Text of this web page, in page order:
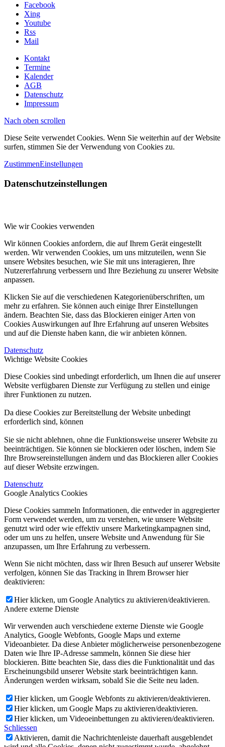
Facebook
Xing
Youtube
Rss
Mail
Kontakt
Termine
Kalender
AGB
Datenschutz
Impressum
Nach oben scrollen
Diese Seite verwendet Cookies. Wenn Sie weiterhin auf der Website
surfen, stimmen Sie der Verwendung von Cookies zu.
ZustimmenEinstellungen
Datenschutzeinstellungen
Wie wir Cookies verwenden
Wir können Cookies anfordern, die auf Ihrem Gerät eingestellt
werden. Wir verwenden Cookies, um uns mitzuteilen, wenn Sie
unsere Websites besuchen, wie Sie mit uns interagieren, Ihre
Nutzererfahrung verbessern und Ihre Beziehung zu unserer Website
anpassen.
Klicken Sie auf die verschiedenen Kategorienüberschriften, um
mehr zu erfahren. Sie können auch einige Ihrer Einstellungen
ändern. Beachten Sie, dass das Blockieren einiger Arten von
Cookies Auswirkungen auf Ihre Erfahrung auf unseren Websites
und auf die Dienste haben kann, die wir anbieten können.
Datenschutz
Wichtige Website Cookies
Diese Cookies sind unbedingt erforderlich, um Ihnen die auf unserer
Website verfügbaren Dienste zur Verfügung zu stellen und einige
ihrer Funktionen zu nutzen.
Da diese Cookies zur Bereitstellung der Website unbedingt
erforderlich sind, können
Sie sie nicht ablehnen, ohne die Funktionsweise unserer Website zu
beeinträchtigen. Sie können sie blockieren oder löschen, indem Sie
Ihre Browsereinstellungen ändern und das Blockieren aller Cookies
auf dieser Website erzwingen.
Datenschutz
Google Analytics Cookies
Diese Cookies sammeln Informationen, die entweder in aggregierter
Form verwendet werden, um zu verstehen, wie unsere Website
genutzt wird oder wie effektiv unsere Marketingkampagnen sind,
oder um uns zu helfen, unsere Website und Anwendung für Sie
anzupassen, um Ihre Erfahrung zu verbessern.
Wenn Sie nicht möchten, dass wir Ihren Besuch auf unserer Website
verfolgen, können Sie das Tracking in Ihrem Browser hier
deaktivieren:
Hier klicken, um Google Analytics zu aktivieren/deaktivieren.
Andere externe Dienste
Wir verwenden auch verschiedene externe Dienste wie Google
Analytics, Google Webfonts, Google Maps und externe
Videoanbieter. Da diese Anbieter möglicherweise personenbezogene
Daten wie Ihre IP-Adresse sammeln, können Sie diese hier
blockieren. Bitte beachten Sie, dass dies die Funktionalität und das
Erscheinungsbild unserer Website stark beeinträchtigen kann.
Änderungen werden wirksam, sobald Sie die Seite neu laden.
Hier klicken, um Google Webfonts zu aktivieren/deaktivieren.
Hier klicken, um Google Maps zu aktivieren/deaktivieren.
Hier klicken, um Videoeinbettungen zu aktivieren/deaktivieren.
Schliessen
Aktivieren, damit die Nachrichtenleiste dauerhaft ausgeblendet